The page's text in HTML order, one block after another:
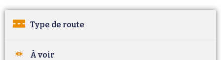
Type de route
À voir